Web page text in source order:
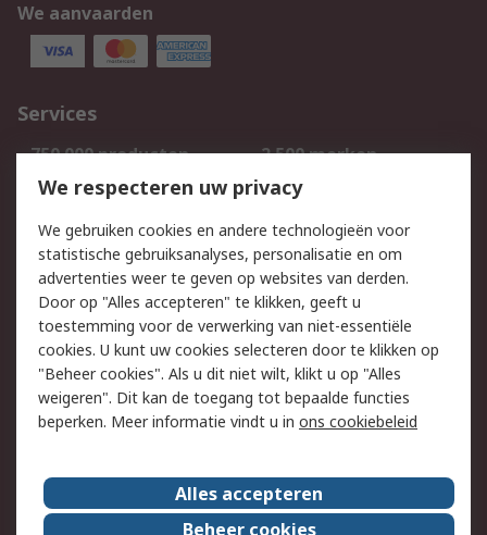
We aanvaarden
Services
750.000 producten
2.500 merken
Bestellen
Inkoopoplossingen
Track & Trace
Wettelijk
Cookiebeleid
Email veiligheid
Privacybeleid
Websitevoorwaarden
Algemene
verkoopvoorwaarden
Over RS
RS Group Over ons
We respecteren uw privacy
We gebruiken cookies en andere technologieën voor
statistische gebruiksanalyses, personalisatie en om
advertenties weer te geven op websites van derden.
Door op "Alles accepteren" te klikken, geeft u
toestemming voor de verwerking van niet-essentiële
cookies. U kunt uw cookies selecteren door te klikken op
"Beheer cookies". Als u dit niet wilt, klikt u op "Alles
weigeren". Dit kan de toegang tot bepaalde functies
beperken. Meer informatie vindt u in ons cookiebeleid
Alles accepteren
Beheer cookies